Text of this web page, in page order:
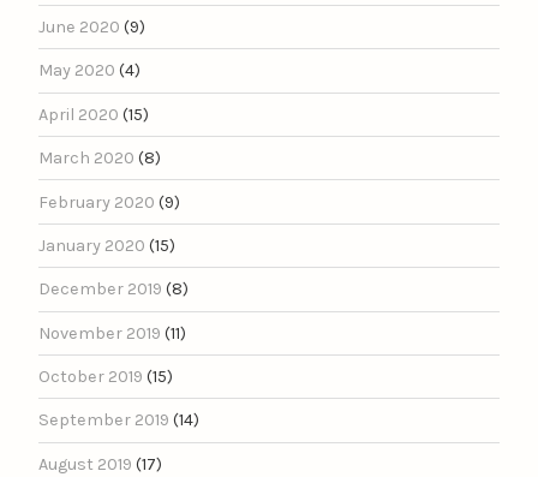
June 2020 (9)
May 2020 (4)
April 2020 (15)
March 2020 (8)
February 2020 (9)
January 2020 (15)
December 2019 (8)
November 2019 (11)
October 2019 (15)
September 2019 (14)
August 2019 (17)